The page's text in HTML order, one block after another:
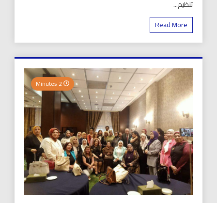
تنظيم...
Read More